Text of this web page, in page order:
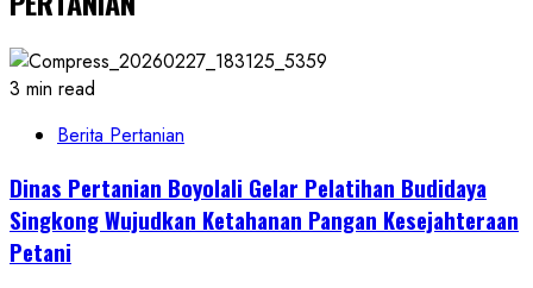
3 min read
Berita Pertanian
Dinas Pertanian Boyolali Gelar Pelatihan Budidaya
Singkong Wujudkan Ketahanan Pangan Kesejahteraan
Petani